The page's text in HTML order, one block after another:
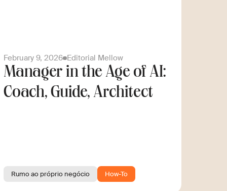
February 9, 2026 Editorial Mellow
Manager in the Age of AI:
Coach, Guide, Architect
Rumo ao próprio negócio How-To